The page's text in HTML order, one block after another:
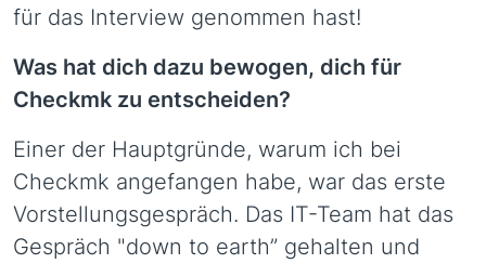
für das Interview genommen hast!
Was hat dich dazu bewogen, dich für
Checkmk zu entscheiden?
Einer der Hauptgründe, warum ich bei
Checkmk angefangen habe, war das erste
Vorstellungsgespräch. Das IT-Team hat das
Gespräch "down to earth” gehalten und